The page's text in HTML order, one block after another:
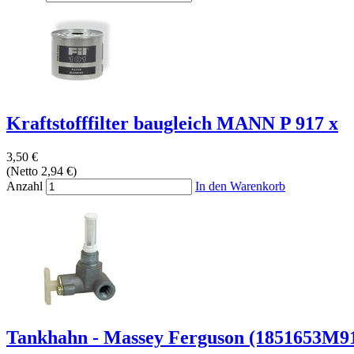
Kraftstofffilter baugleich MANN P 917 x
3,50 €
(Netto 2,94 €)
Anzahl
In den Warenkorb
Tankhahn - Massey Ferguson